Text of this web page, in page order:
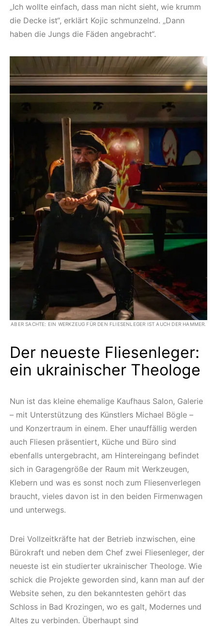
„Ich wollte einfach, dass man nicht sieht, wie krumm
die Decke ist“, erklärt Kojic schmunzelnd. „Dann
haben die Jungs die Fäden angebracht“.
ABER SACHTE: EIN WERKZEUG FÜR DEN FLIESENLEGER IST AUCH DER HAMMER.
Der neueste Fliesenleger:
ein ukrainischer Theologe
Nun ist das kleine ehemalige Kaufhaus Salon, Galerie
– mit Unterstützung des Künstlers Michael Bögle –
und Konzertraum in einem. Eher unauffällig werden
auch Fliesen präsentiert, Küche und Büro sind
ebenfalls untergebracht, am Hintereingang befindet
sich in Garagengröße der Raum mit Werkzeugen,
Klebern und was es sonst noch zum Fliesenverlegen
braucht, vieles davon ist in den beiden Firmenwagen
und unterwegs.
Drei Vollzeitkräfte hat der Betrieb inzwischen, eine
Bürokraft und neben dem Chef zwei Fliesenleger, der
neueste ist ein studierter ukrainischer Theologe. Wie
schick die Projekte geworden sind, kann man auf der
Website sehen, zu den bekanntesten gehört das
Schloss in Bad Krozingen, wo es galt, Modernes und
Altes zu verbinden. Überhaupt sind